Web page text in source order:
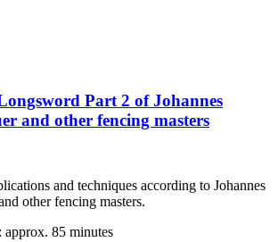
Part 2 of Johannes
and other fencing masters
and techniques according to Johannes
other fencing masters.
85 minutes